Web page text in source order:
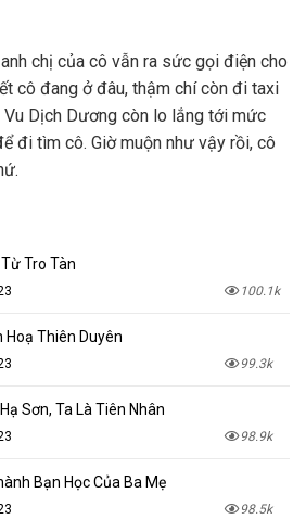
chị của cô vẫn ra sức gọi điện cho
cô đang ở đâu, thậm chí còn đi taxi
Dịch Dương còn lo lắng tới mức
đi tìm cô. Giờ muộn như vậy rồi, cô
Tro Tàn
100.1k
Hoạ Thiên Duyên
99.3k
Sơn, Ta Là Tiên Nhân
98.9k
Bạn Học Của Ba Mẹ
98.5k